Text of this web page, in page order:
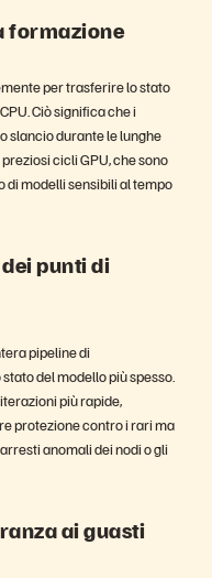
formazione
per trasferire lo stato
Ciò significa che i
slancio durante le lunghe
cicli GPU, che sono
modelli sensibili al tempo
punti di
pipeline di
del modello più spesso.
più rapide,
protezione contro i rari ma
anomali dei nodi o gli
ai guasti